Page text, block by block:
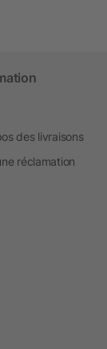
des livraisons
réclamation